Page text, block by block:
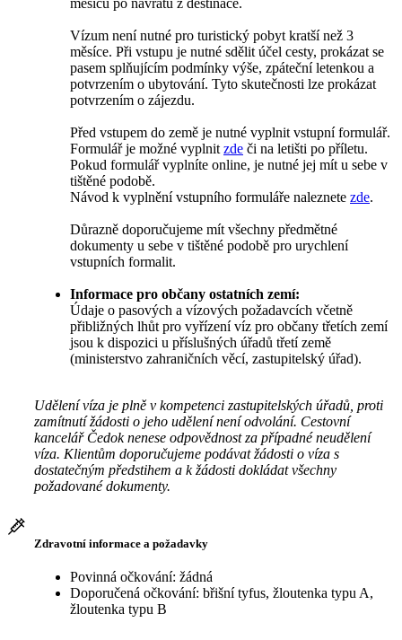
měsíců po návratu z destinace.
Vízum není nutné pro turistický pobyt kratší než 3
měsíce. Při vstupu je nutné sdělit účel cesty, prokázat se
pasem splňujícím podmínky výše, zpáteční letenkou a
potvrzením o ubytování. Tyto skutečnosti lze prokázat
potvrzením o zájezdu.
Před vstupem do země je nutné vyplnit vstupní formulář.
Formulář je možné vyplnit zde či na letišti po příletu.
Pokud formulář vyplníte online, je nutné jej mít u sebe v
tištěné podobě.
Návod k vyplnění vstupního formuláře naleznete zde.
Důrazně doporučujeme mít všechny předmětné
dokumenty u sebe v tištěné podobě pro urychlení
vstupních formalit.
Informace pro občany ostatních zemí:
Údaje o pasových a vízových požadavcích včetně
přibližných lhůt pro vyřízení víz pro občany třetích zemí
jsou k dispozici u příslušných úřadů třetí země
(ministerstvo zahraničních věcí, zastupitelský úřad).
Udělení víza je plně v kompetenci zastupitelských úřadů, proti
zamítnutí žádosti o jeho udělení není odvolání. Cestovní
kancelář Čedok nenese odpovědnost za případné neudělení
víza. Klientům doporučujeme podávat žádosti o víza s
dostatečným předstihem a k žádosti dokládat všechny
požadované dokumenty.
Zdravotní informace a požadavky
Povinná očkování: žádná
Doporučená očkování: břišní tyfus, žloutenka typu A,
žloutenka typu B